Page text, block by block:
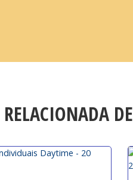
RELACIONADA DE